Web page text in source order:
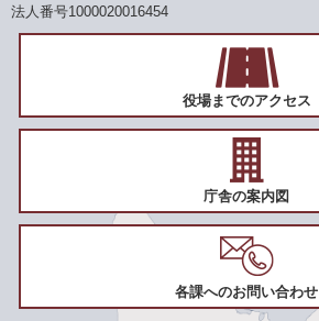
法人番号1000020016454
役場までのアクセス
庁舎の案内図
各課へのお問い合わせ